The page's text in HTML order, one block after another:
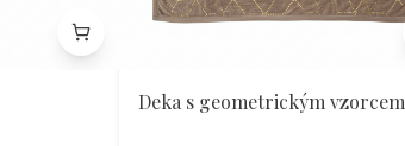
Deka s geometrickým vzorcem